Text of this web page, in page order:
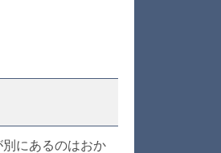
にあるのはおか